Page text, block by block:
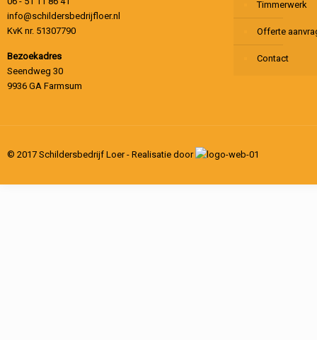
info@schildersbedrijfloer.nl
KvK nr. 51307790
Bezoekadres
Seendweg 30
9936 GA Farmsum
Timmerwerk
Offerte
Contact
© 2017 Schildersbedrijf Loer - Realisatie door